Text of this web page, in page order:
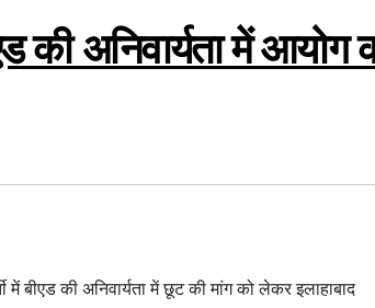
की अनिवार्यता में आयोग
बीएड की अनिवार्यता में छूट की मांग को लेकर इलाहाबाद